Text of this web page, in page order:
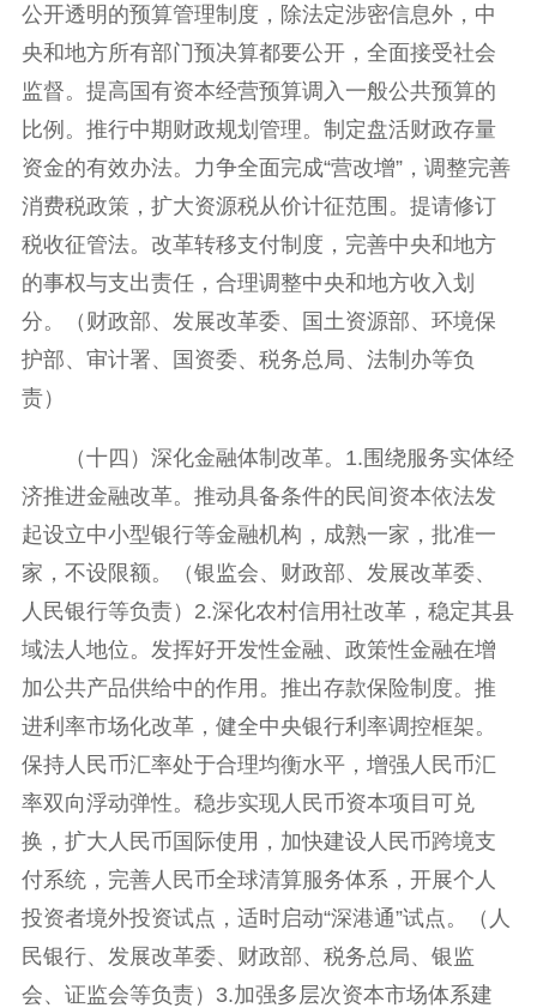
公开透明的预算管理制度，除法定涉密信息外，中
央和地方所有部门预决算都要公开，全面接受社会
监督。提高国有资本经营预算调入一般公共预算的
比例。推行中期财政规划管理。制定盘活财政存量
资金的有效办法。力争全面完成“营改增”，调整完善
消费税政策，扩大资源税从价计征范围。提请修订
税收征管法。改革转移支付制度，完善中央和地方
的事权与支出责任，合理调整中央和地方收入划
分。（财政部、发展改革委、国土资源部、环境保
护部、审计署、国资委、税务总局、法制办等负
责）
（十四）深化金融体制改革。1.围绕服务实体经
济推进金融改革。推动具备条件的民间资本依法发
起设立中小型银行等金融机构，成熟一家，批准一
家，不设限额。（银监会、财政部、发展改革委、
人民银行等负责）2.深化农村信用社改革，稳定其县
域法人地位。发挥好开发性金融、政策性金融在增
加公共产品供给中的作用。推出存款保险制度。推
进利率市场化改革，健全中央银行利率调控框架。
保持人民币汇率处于合理均衡水平，增强人民币汇
率双向浮动弹性。稳步实现人民币资本项目可兑
换，扩大人民币国际使用，加快建设人民币跨境支
付系统，完善人民币全球清算服务体系，开展个人
投资者境外投资试点，适时启动“深港通”试点。（人
民银行、发展改革委、财政部、税务总局、银监
会、证监会等负责）3.加强多层次资本市场体系建